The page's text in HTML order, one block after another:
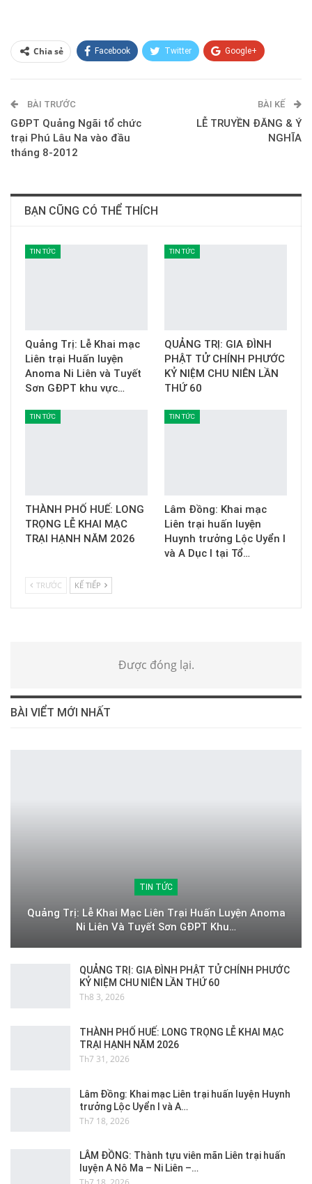
Chia sẻ Facebook Twitter Google+
E-mail
BÀI TRƯỚC
GĐPT Quảng Ngãi tổ chức
trại Phú Lâu Na vào đầu
tháng 8-2012
BÀI KẾ
LỄ TRUYỀN ĐĂNG & Ý
NGHĨA
BẠN CŨNG CÓ THỂ THÍCH
TIN TỨC
Quảng Trị: Lễ Khai mạc
Liên trại Huấn luyện
Anoma Ni Liên và Tuyết
Sơn GĐPT khu vực…
TIN TỨC
QUẢNG TRỊ: GIA ĐÌNH
PHẬT TỬ CHÍNH PHƯỚC
KỶ NIỆM CHU NIÊN LẦN
THỨ 60
TIN TỨC
THÀNH PHỐ HUẾ: LONG
TRỌNG LỄ KHAI MẠC
TRẠI HẠNH NĂM 2026
TIN TỨC
Lâm Đồng: Khai mạc
Liên trại huấn luyện
Huynh trưởng Lộc Uyển I
và A Dục I tại Tổ…
TRƯỚC KẾ TIẾP
Được đóng lại.
BÀI VIỂT MỚI NHẤT
TIN TỨC
Quảng Trị: Lễ Khai Mạc Liên Trại Huấn Luyện Anoma
Ni Liên Và Tuyết Sơn GĐPT Khu…
QUẢNG TRỊ: GIA ĐÌNH PHẬT TỬ CHÍNH PHƯỚC
KỶ NIỆM CHU NIÊN LẦN THỨ 60
Th8 3, 2026
THÀNH PHỐ HUẾ: LONG TRỌNG LỄ KHAI MẠC
TRẠI HẠNH NĂM 2026
Th7 31, 2026
Lâm Đồng: Khai mạc Liên trại huấn luyện Huynh
trưởng Lộc Uyển I và A…
Th7 18, 2026
LÂM ĐỒNG: Thành tựu viên mãn Liên trại huấn
luyện A Nô Ma – Ni Liên –…